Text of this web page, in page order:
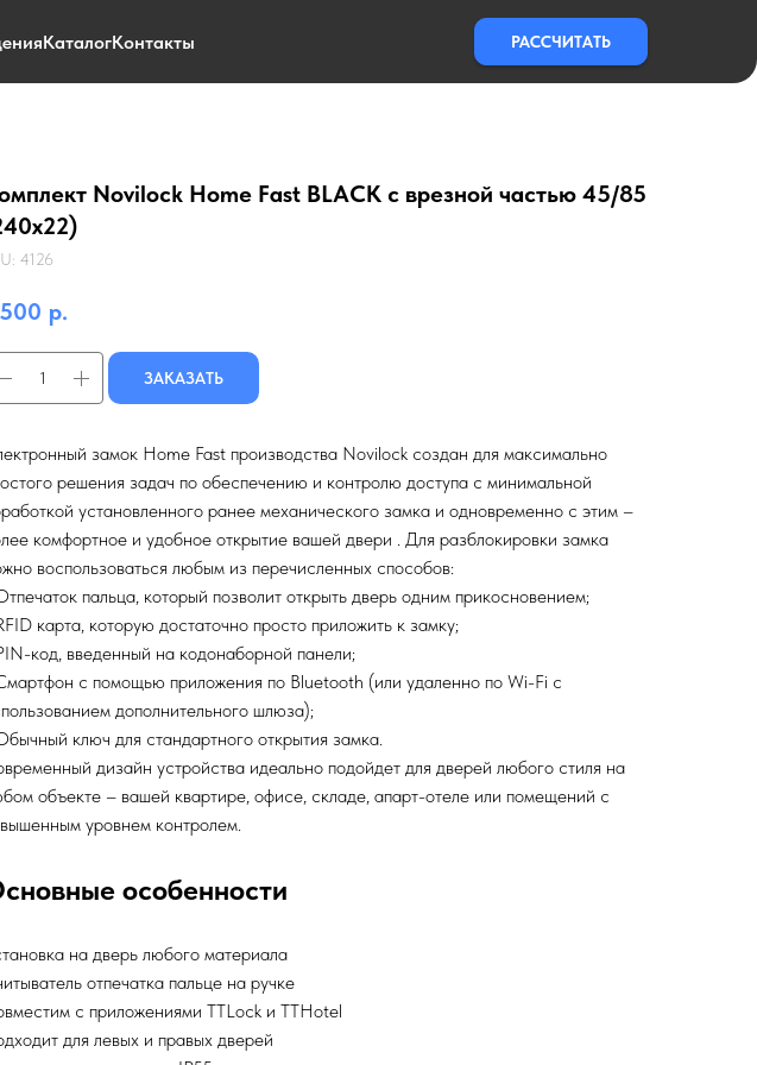
КаталогКонтакты РАССЧИТАТЬ
Novilock Home Fast BLACK с врезной частью 45/85
4126
р.
ЗАКАЗАТЬ
замок Home Fast производства Novilock создан для максимально
решения задач по обеспечению и контролю доступа с минимальной
установленного ранее механического замка и одновременно с этим –
комфортное и удобное открытие вашей двери . Для разблокировки замка
воспользоваться любым из перечисленных способов:
пальца, который позволит открыть дверь одним прикосновением;
карта, которую достаточно просто приложить к замку;
код, введенный на кодонаборной панели;
с помощью приложения по Bluetooth (или удаленно по Wi-Fi с
дополнительного шлюза);
ключ для стандартного открытия замка.
дизайн устройства идеально подойдет для дверей любого стиля на
объекте – вашей квартире, офисе, складе, апарт-отеле или помещений с
уровнем контролем.
особенности
на дверь любого материала
отпечатка пальце на ручке
с приложениями TTLock и TTHotel
для левых и правых дверей